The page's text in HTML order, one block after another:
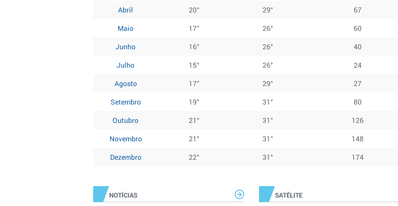
Abril
20° 29°
67
Maio
17° 26°
60
Junho
16° 26°
40
Julho
15° 26°
24
Agosto
17° 29°
27
Setembro
19° 31°
80
Outubro
21° 31°
126
Novembro
21° 31°
148
Dezembro
22° 31° 174
NOTÍCIAS SATÉLITE